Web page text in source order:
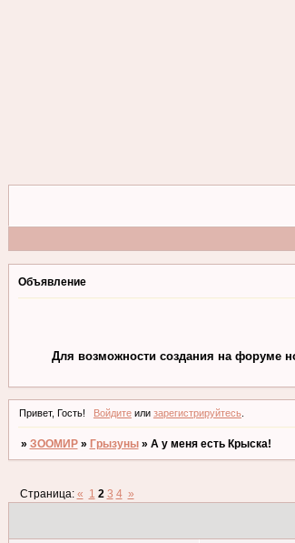
Объявление
Для возможности создания на форуме
Привет, Гость! Войдитеили зарегистрируйтесь.
» ЗООМИР » Грызуны » А у меня есть Крыска!
Страница: « 1 2 3 4 »